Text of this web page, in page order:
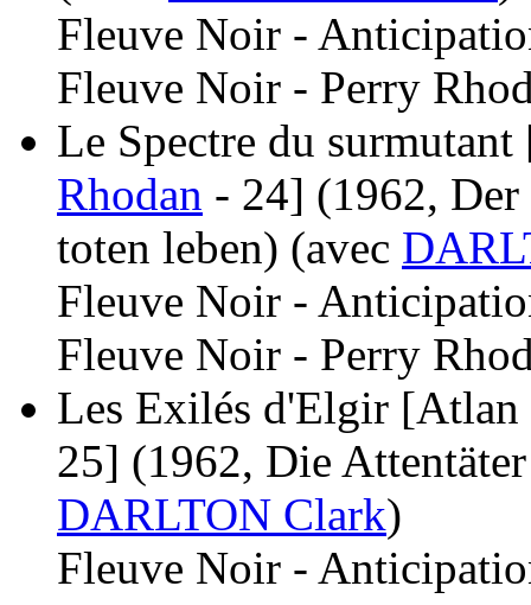
Fleuve Noir -
Fleuve Noir - Perry
Le Spectre du
Rhodan - 24] (1962, Der
toten leben) (avec
Fleuve Noir -
Fleuve Noir - Perry
Les Exilés d'Elgir
25] (1962, Die
DARLTON Clark)
Fleuve Noir -